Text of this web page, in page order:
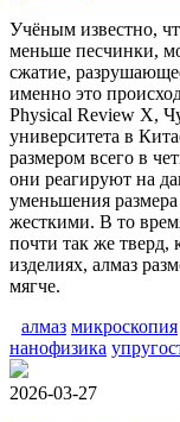
Учёным известно,
меньше песчинки,
сжатие,
именно это
Physical Review X,
университета в
размером всего в
они реагируют на
уменьшения
жесткими. В то
почти так же
изделиях, алмаз
мягче.
алмаз микроскопия
нанофизика
2026-03-27